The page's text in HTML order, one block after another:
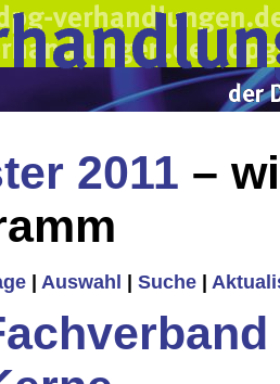
2011 –
Auswahl Suche